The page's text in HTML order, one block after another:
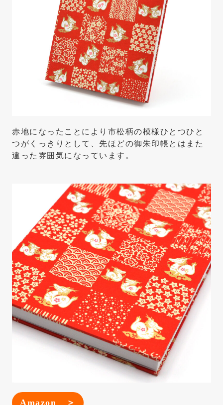
赤地になったことにより市松柄の模様ひとつひと
つがくっきりとして、先ほどの御朱印帳とはまた
違った雰囲気になっています。
Amazon ＞